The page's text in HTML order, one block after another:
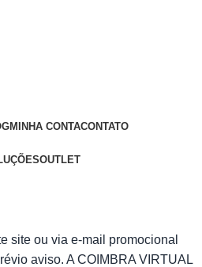
MINHA CONTACONTATO
OUTLET
site ou via e-mail promocional
aviso. A COIMBRA VIRTUAL